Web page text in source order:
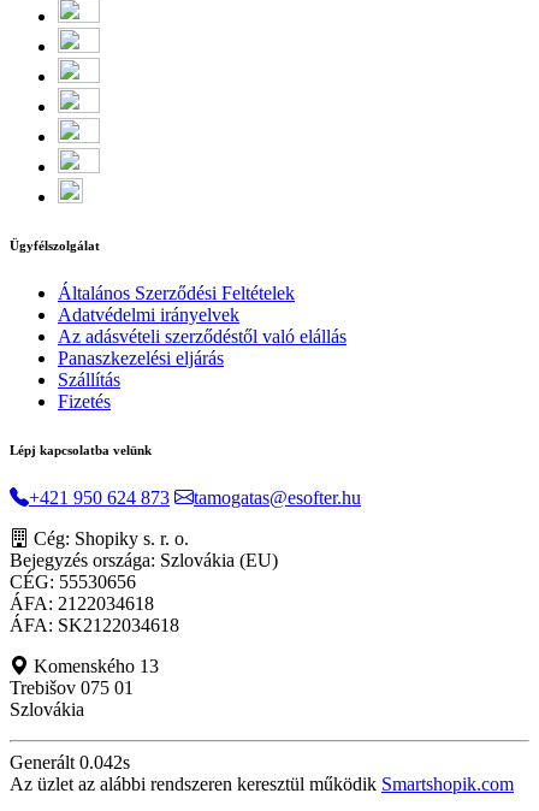
Ügyfélszolgálat
Általános Szerződési Feltételek
Adatvédelmi irányelvek
Az adásvételi szerződéstől való elállás
Panaszkezelési eljárás
Szállítás
Fizetés
Lépj kapcsolatba velünk
+421 950 624 873
tamogatas@esofter.hu
Cég: Shopiky s. r. o.
Bejegyzés országa: Szlovákia (EU)
CÉG: 55530656
ÁFA: 2122034618
ÁFA: SK2122034618
Komenského 13
Trebišov 075 01
Szlovákia
Generált 0.042s
Az üzlet az alábbi rendszeren keresztül működik Smartshopik.com